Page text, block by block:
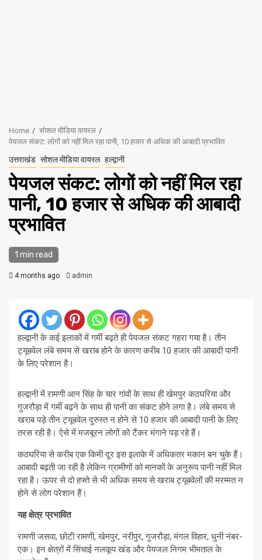
Home
सोशल मीडिया वायरल
पेयजल संकट: लोगों को नहीं मिल रहा पानी, 10 हजार से अधिक की आबादी प्रभावित
उत्तराखंड सोशल मीडिया वायरल हल्द्वानी
पेयजल संकट: लोगों को नहीं मिल रहा
पानी, 10 हजार से अधिक की आबादी
प्रभावित
1 min read
4 months ago admin
हल्द्वानी के कई इलाकों में गर्मी बढ़ते ही पेयजल संकट गहरा गया है। तीन
ट्यूबवेल लंबे समय से खराब होने के कारण करीब 10 हजार की आबादी पानी
के लिए परेशान है।
हल्द्वानी में रामणी आन सिंह के चार गांवों के साथ ही खेमपुर कठघरिया और
गुजरौड़ा में गर्मी बढ़ने के साथ ही पानी का संकट होने लगा है। लंबे समय से
खराब पड़े तीन ट्यूबवेल दुरुस्त न होने से 10 हजार की आबादी पानी के लिए
तरस रही है। ऐसे में मजबूरन लोगों को टैंकर मंगाने पड़ रहे हैं।
कठघरिया से करीब एक किमी दूर इस इलाके में अधिकतर मकान बन चुके हैं।
आबादी बढ़ती जा रही है लेकिन ग्रामीणों को मानकों के अनुरूप पानी नहीं मिल
रहा है। ऊपर से दो हफ्ते से भी अधिक समय से खराब ट्यूबवेलों की मरम्मत न
होने से लोग परेशान हैं।
यह क्षेत्र प्रभावित
रामणी जसवा, छोटी रामणी, खेमपुर, नरीपुर, गुजरौड़ा, मंगल विहार, धुनी नंबर-
एक। इन क्षेत्रों में सिंचाई नलकूप खंड और पेयजल निगम भीमताल के